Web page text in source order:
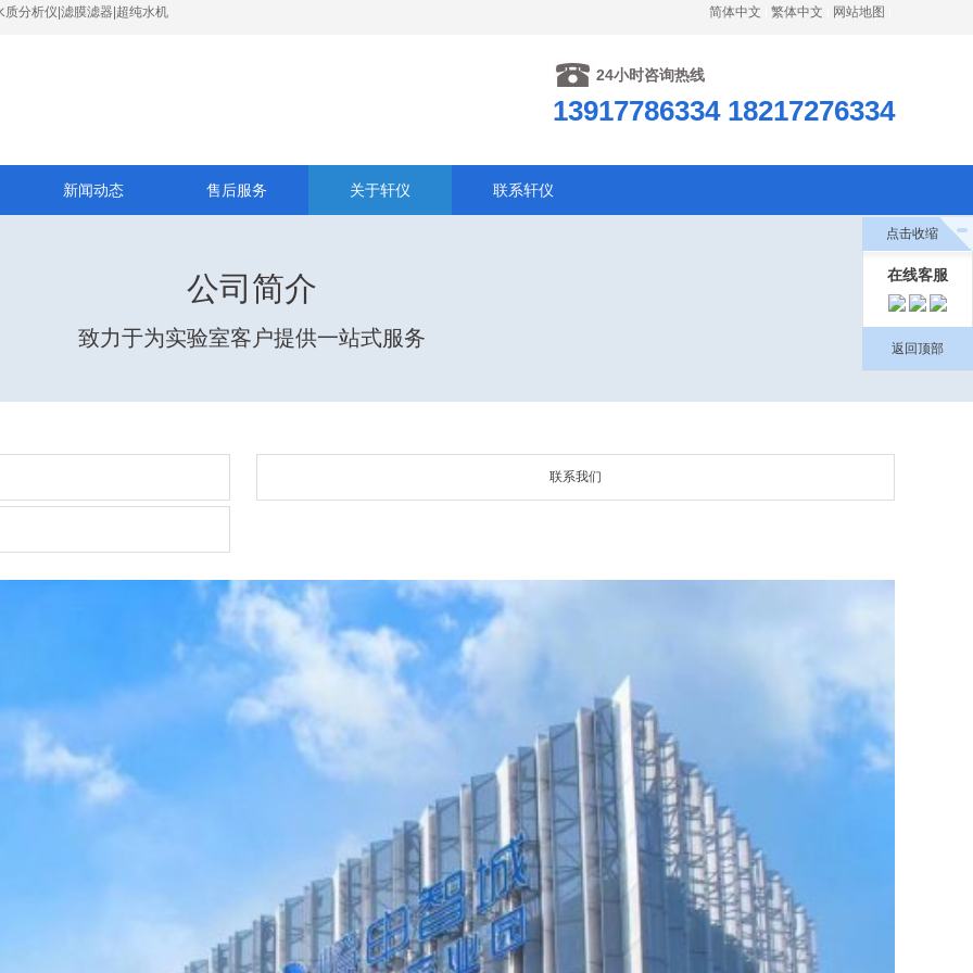
分析仪|滤膜滤器|超纯水机 简体中文 繁体中文 网站地图
24小时咨询热线
13917786334 18217276334
新闻动态 售后服务 关于轩仪 联系轩仪
公司简介
致力于为实验室客户提供一站式服务
联系我们
点击收缩
在线客服
返回顶部